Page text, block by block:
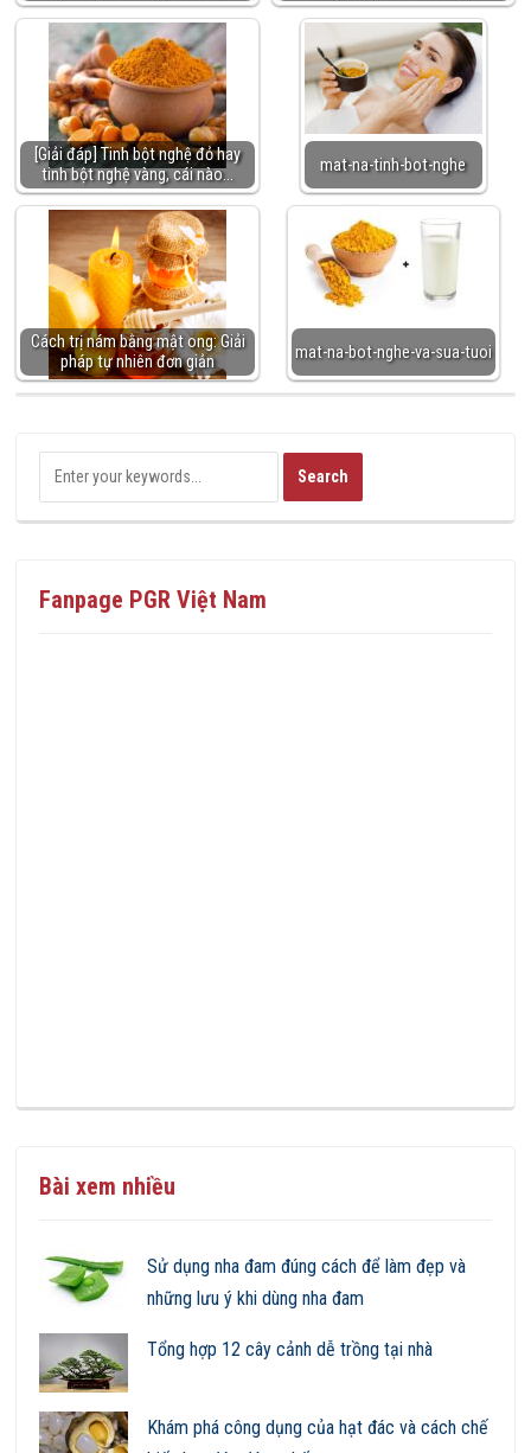
[Giải đáp] Tinh bột nghệ đỏ hay
tinh bột nghệ vàng, cái nào…
mat-na-tinh-bot-nghe
Cách trị nám bằng mật ong: Giải
pháp tự nhiên đơn giản
mat-na-bot-nghe-va-sua-tuoi
Fanpage PGR Việt Nam
Bài xem nhiều
Sử dụng nha đam đúng cách để làm đẹp và
những lưu ý khi dùng nha đam
Tổng hợp 12 cây cảnh dễ trồng tại nhà
Khám phá công dụng của hạt đác và cách chế